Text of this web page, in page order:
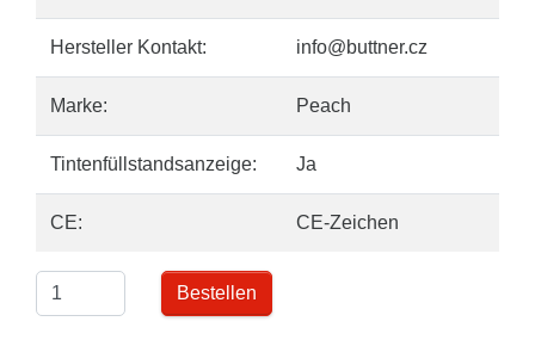
Hersteller Kontakt: info@buttner.cz
Marke: Peach
Tintenfüllstandsanzeige: Ja
CE: CE-Zeichen
Bestellen